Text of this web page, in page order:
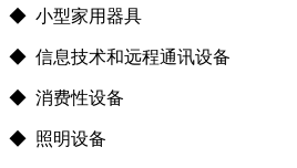
◆ 小型家用器具
◆ 信息技术和远程通讯设备
◆ 消费性设备
◆ 照明设备